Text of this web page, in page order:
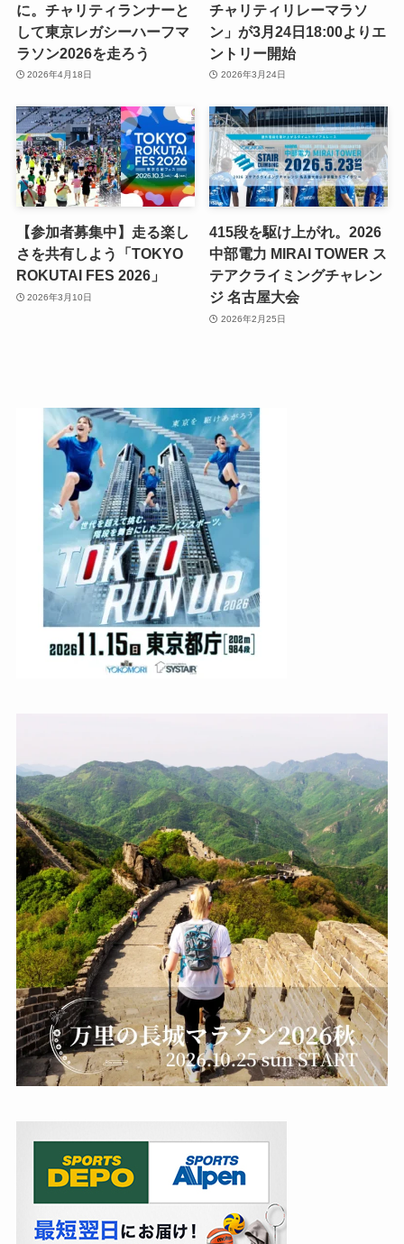
に。チャリティランナーと
して東京レガシーハーフマ
ラソン2026を走ろう
2026年4月18日
チャリティリレーマラソ
ン」が3月24日18:00よりエ
ントリー開始
2026年3月24日
【参加者募集中】走る楽し
さを共有しよう「TOKYO
ROKUTAI FES 2026」
2026年3月10日
415段を駆け上がれ。2026
中部電力 MIRAI TOWER ス
テアクライミングチャレン
ジ 名古屋大会
2026年2月25日